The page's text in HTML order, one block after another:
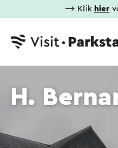
⟶ Klik hier
H.